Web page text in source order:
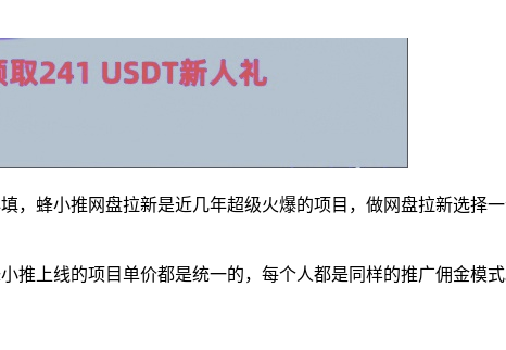
，蜂小推网盘拉新是近几年超级火爆的项目，做网盘拉新选择
上线的项目单价都是统一的，每个人都是同样的推广佣金模式